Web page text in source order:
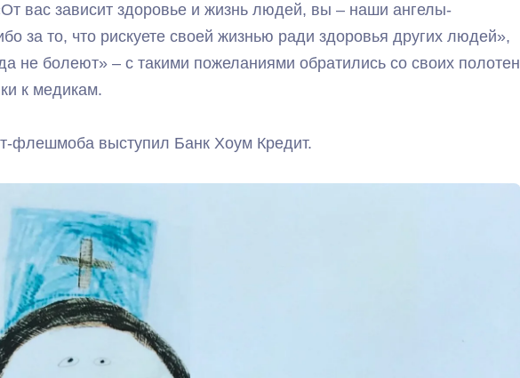
вас зависит здоровье и жизнь людей, вы – наши ангелы-
за то, что рискуете своей жизнью ради здоровья других людей»,
не болеют» – с такими пожеланиями обратились со своих полотен
к медикам.
флешмоба выступил Банк Хоум Кредит.